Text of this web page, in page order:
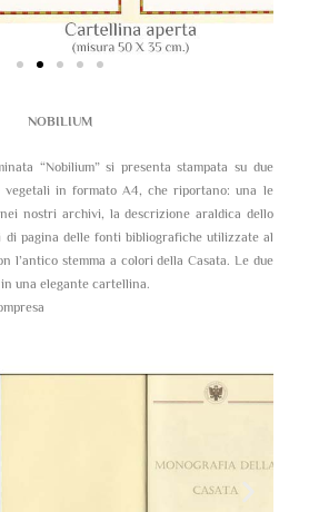
NOBILIUM
“Nobilium” si presenta stampata su due
vegetali in formato A4, che riportano: una le
nostri archivi, la descrizione araldica dello
di pagina delle fonti bibliografiche utilizzate al
l’antico stemma a colori della Casata. Le due
una elegante cartellina.